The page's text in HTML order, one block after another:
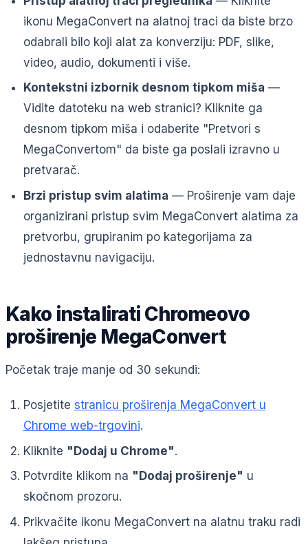
ikonu MegaConvert na alatnoj traci da biste brzo
odabrali bilo koji alat za konverziju: PDF, slike,
video, audio, dokumenti i više.
Kontekstni izbornik desnom tipkom miša —
Vidite datoteku na web stranici? Kliknite ga
desnom tipkom miša i odaberite "Pretvori s
MegaConvertom" da biste ga poslali izravno u
pretvarač.
Brzi pristup svim alatima — Proširenje vam daje
organizirani pristup svim MegaConvert alatima za
pretvorbu, grupiranim po kategorijama za
jednostavnu navigaciju.
Kako instalirati Chromeovo
proširenje MegaConvert
Početak traje manje od 30 sekundi:
Posjetite stranicu proširenja MegaConvert u
Chrome web-trgovini.
Kliknite "Dodaj u Chrome".
Potvrdite klikom na "Dodaj proširenje" u
skočnom prozoru.
Prikvačite ikonu MegaConvert na alatnu traku radi